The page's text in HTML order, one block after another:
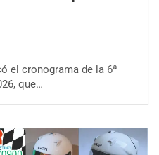
el cronograma de la 6ª
que…